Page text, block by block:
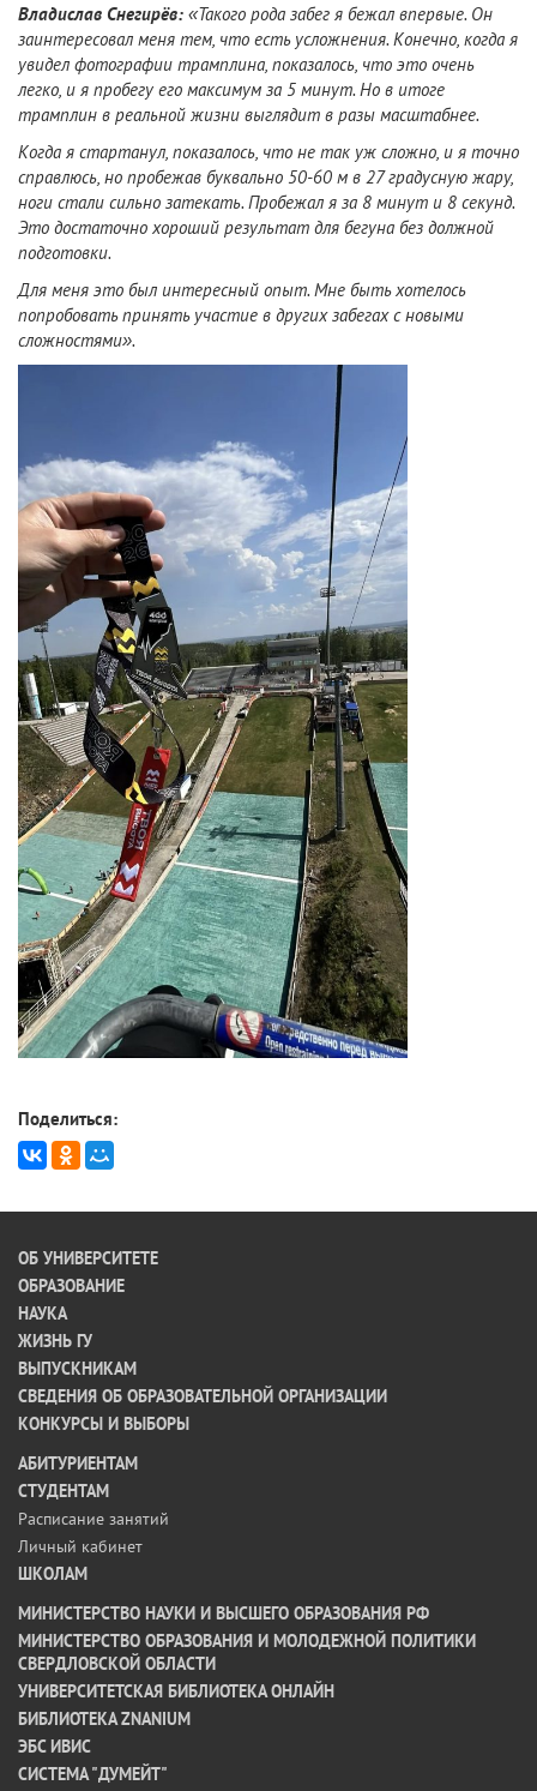
Владислав Снегирёв: «Такого рода забег я бежал впервые. Он
заинтересовал меня тем, что есть усложнения. Конечно, когда я
увидел фотографии трамплина, показалось, что это очень
легко, и я пробегу его максимум за 5 минут. Но в итоге
трамплин в реальной жизни выглядит в разы масштабнее.
Когда я стартанул, показалось, что не так уж сложно, и я точно
справлюсь, но пробежав буквально 50-60 м в 27 градусную жару,
ноги стали сильно затекать. Пробежал я за 8 минут и 8 секунд.
Это достаточно хороший результат для бегуна без должной
подготовки.
Для меня это был интересный опыт. Мне быть хотелось
попробовать принять участие в других забегах с новыми
сложностями».
Поделиться:
ОБ УНИВЕРСИТЕТЕ
ОБРАЗОВАНИЕ
НАУКА
ЖИЗНЬ ГУ
ВЫПУСКНИКАМ
СВЕДЕНИЯ ОБ ОБРАЗОВАТЕЛЬНОЙ ОРГАНИЗАЦИИ
КОНКУРСЫ И ВЫБОРЫ
АБИТУРИЕНТАМ
СТУДЕНТАМ
Расписание занятий
Личный кабинет
ШКОЛАМ
МИНИСТЕРСТВО НАУКИ И ВЫСШЕГО ОБРАЗОВАНИЯ РФ
МИНИСТЕРСТВО ОБРАЗОВАНИЯ И МОЛОДЕЖНОЙ ПОЛИТИКИ
СВЕРДЛОВСКОЙ ОБЛАСТИ
УНИВЕРСИТЕТСКАЯ БИБЛИОТЕКА ОНЛАЙН
БИБЛИОТЕКА ZNANIUM
ЭБС ИВИС
СИСТЕМА "ДУМЕЙТ"